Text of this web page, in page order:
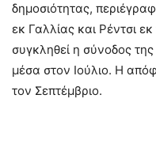
δημοσιότητας,
εκ Γαλλίας και Ρέντσι
συγκληθεί η σύνοδος
μέσα στον Ιούλιο. Η
τον Σεπτέμβριο.